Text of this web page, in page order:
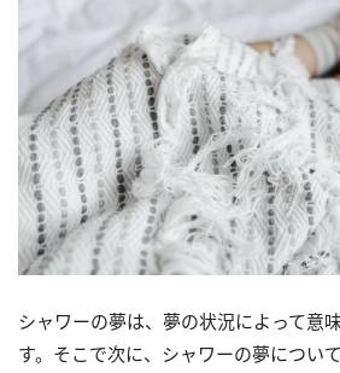
シャワーの夢は、夢の状況によって意
す。そこで次に、シャワーの夢につい